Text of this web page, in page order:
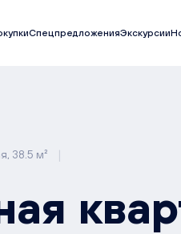
СпецпредложенияЭкскурсии
38.5 м² |